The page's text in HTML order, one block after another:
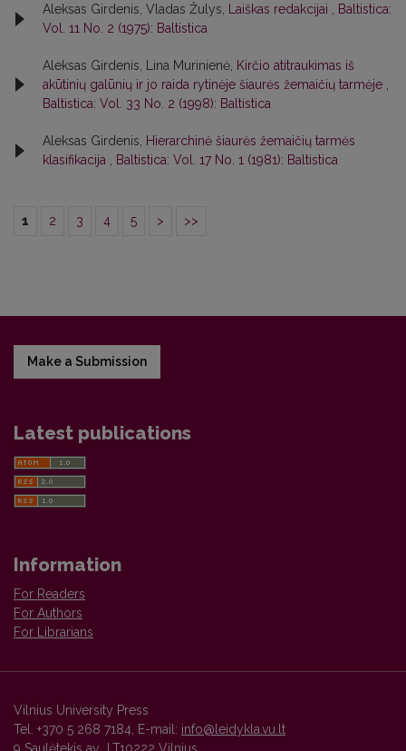
Aleksas Girdenis, Vladas Žulys, Laiškas redakcijai
Baltistica:
Vol. 11 No. 2 (1975): Baltistica
Aleksas Girdenis, Lina Murinienė, Kirčio atitraukimas iš
akūtinių galūnių ir jo raida rytinėje šiaurės žemaičių tarmėje
Baltistica: Vol. 33 No. 2 (1998): Baltistica
Aleksas Girdenis, Hierarchinė šiaurės žemaičių tarmės
klasifikacija
Baltistica: Vol. 17 No. 1 (1981): Baltistica
1 2 3 4 5 > >>
Make a Submission
Latest publications
Information
For Readers
For Authors
For Librarians
Vilnius University Press
Tel. +370 5 268 7184, E-mail: info@leidykla.vu.lt
9 Saulėtekis av., LT10222 Vilnius